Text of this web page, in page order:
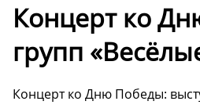
Концерт ко
групп
Концерт ко Дню Победы: